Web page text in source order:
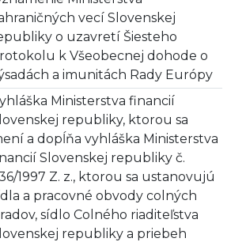
vecí Slovenskej
o uzavretí Šiesteho
k Všeobecnej dohode o
a imunitách Rady Európy
Ministerstva financií
republiky, ktorou sa
a dopĺňa vyhláška Ministerstva
Slovenskej republiky č.
1997 Z. z., ktorou sa ustanovujú
a pracovné obvody colných
sídlo Colného riaditeľstva
republiky a priebeh